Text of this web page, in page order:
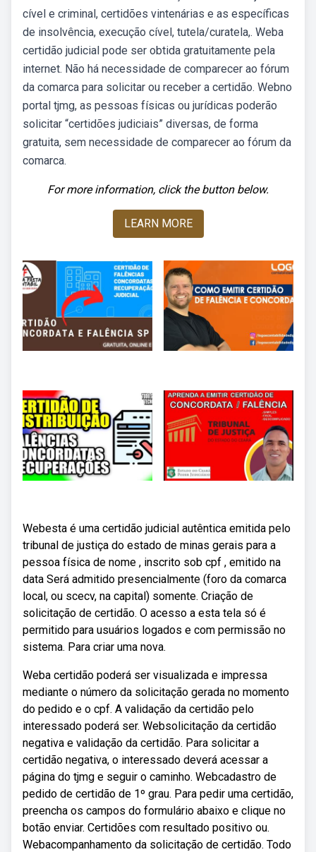
cível e criminal, certidões vintenárias e as específicas
de insolvência, execução cível, tutela/curatela,. Weba
certidão judicial pode ser obtida gratuitamente pela
internet. Não há necessidade de comparecer ao fórum
da comarca para solicitar ou receber a certidão. Webno
portal tjmg, as pessoas físicas ou jurídicas poderão
solicitar “certidões judiciais” diversas, de forma
gratuita, sem necessidade de comparecer ao fórum da
comarca.
For more information, click the button below.
LEARN MORE
Webesta é uma certidão judicial autêntica emitida pelo
tribunal de justiça do estado de minas gerais para a
pessoa física de nome , inscrito sob cpf , emitido na
data Será admitido presencialmente (foro da comarca
local, ou scecv, na capital) somente. Criação de
solicitação de certidão. O acesso a esta tela só é
permitido para usuários logados e com permissão no
sistema. Para criar uma nova.
Weba certidão poderá ser visualizada e impressa
mediante o número da solicitação gerada no momento
do pedido e o cpf. A validação da certidão pelo
interessado poderá ser. Websolicitação da certidão
negativa e validação da certidão. Para solicitar a
certidão negativa, o interessado deverá acessar a
página do tjmg e seguir o caminho. Webcadastro de
pedido de certidão de 1º grau. Para pedir uma certidão,
preencha os campos do formulário abaixo e clique no
botão enviar. Certidões com resultado positivo ou.
Webacompanhamento da solicitação de certidão. Todo